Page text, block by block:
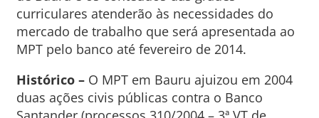
curriculares atenderão às necessidades do
mercado de trabalho que será apresentada ao
MPT pelo banco até fevereiro de 2014.
Histórico –O MPT em Bauru ajuizou em 2004
duas ações civis públicas contra o Banco